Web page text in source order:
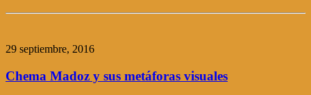
29 septiembre, 2016
Chema Madoz y sus metáforas visuales